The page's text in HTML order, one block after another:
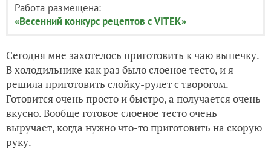
Работа размещена:
«Весенний конкурс рецептов с VITEK»
Сегодня мне захотелось приготовить к чаю выпечку.
В холодильнике как раз было слоеное тесто, и я
решила приготовить слойку-рулет с творогом.
Готовится очень просто и быстро, а получается очень
вкусно. Вообще готовое слоеное тесто очень
выручает, когда нужно что-то приготовить на скорую
руку.